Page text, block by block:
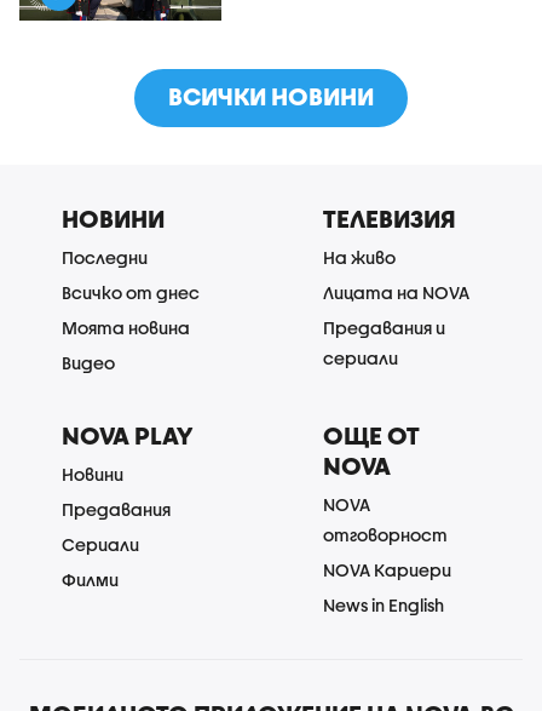
ВСИЧКИ НОВИНИ
НОВИНИ
Последни
Всичко от днес
Моята новина
Видео
ТЕЛЕВИЗИЯ
На живо
Лицата на NOVA
Предавания и
сериали
NOVA PLAY
Новини
Предавания
Сериали
Филми
ОЩЕ ОТ
NOVA
NOVA
отговорност
NOVA Кариери
News in English